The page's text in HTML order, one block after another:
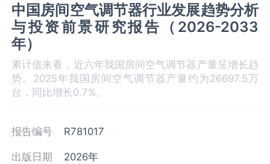
中国房间空气调节器行业发展趋势分析
与投资前景研究报告（2026-2033
年）
累计值来看，近六年我国房间空气调节器产量呈增长趋
势。2025年我国房间空气调节器产量约为26697.5万
台，同比增长0.7%。
报告编号 R781017
出版日期 2026年